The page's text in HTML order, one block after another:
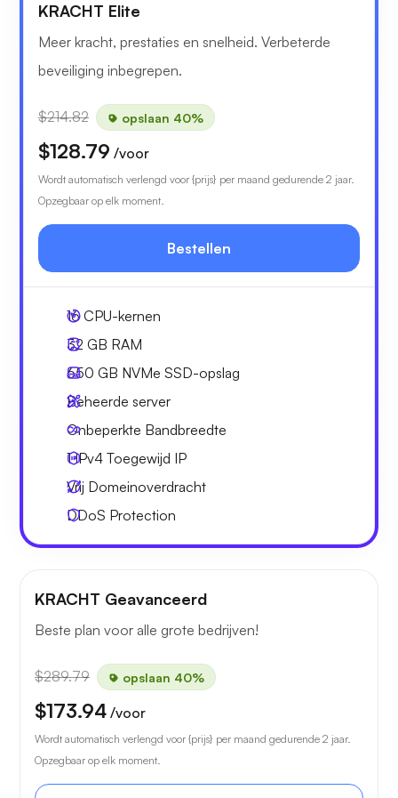
KRACHT Elite
Meer kracht, prestaties en snelheid. Verbeterde
beveiliging inbegrepen.
$214.82 opslaan 40%
$128.79 /voor
Wordt automatisch verlengd voor {prijs} per maand gedurende 2 jaar.
Opzegbaar op elk moment.
Bestellen
16CPU-kernen
32 GB RAM
650 GB NVMe SSD-opslag
Beheerde server
Onbeperkte Bandbreedte
1 IPv4 Toegewijd IP
Vrij Domeinoverdracht
DDoS Protection
KRACHT Geavanceerd
Beste plan voor alle grote bedrijven!
$289.79 opslaan 40%
$173.94 /voor
Wordt automatisch verlengd voor {prijs} per maand gedurende 2 jaar.
Opzegbaar op elk moment.